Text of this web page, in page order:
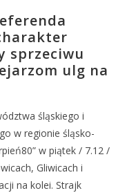
sprzeciwu
ulg na
śląskiego i
w regionie śląsko-
w piątek / 7.12 /
Gliwicach i
na kolei. Strajk